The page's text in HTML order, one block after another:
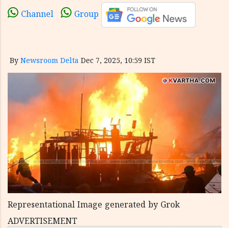
Channel Group
By Newsroom Delta Dec 7, 2025, 10:59 IST
Representational Image generated by Grok
ADVERTISEMENT